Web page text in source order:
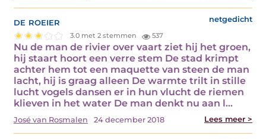
de roeier netgedicht
3.0 met 2 stemmen 537
Nu de man de rivier over vaart ziet hij het groen,
hij staart hoort een verre stem De stad krimpt
achter hem tot een maquette van steen de man
lacht, hij is graag alleen De warmte trilt in stille
lucht vogels dansen er in hun vlucht de riemen
klieven in het water De man denkt nu aan l...
José van Rosmalen 24 december 2018 Lees meer >